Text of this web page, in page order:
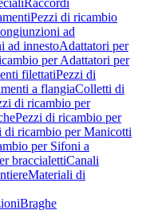
Raccordi
Pezzi di ricambio
ad
ad innestoAdattatori per
per Adattatori per
filettatiPezzi di
a flangiaColletti di
di ricambio per
Pezzi di ricambio per
di ricambio per Manicotti
per Sifoni a
braccialettiCanali
Materiali di
Braghe